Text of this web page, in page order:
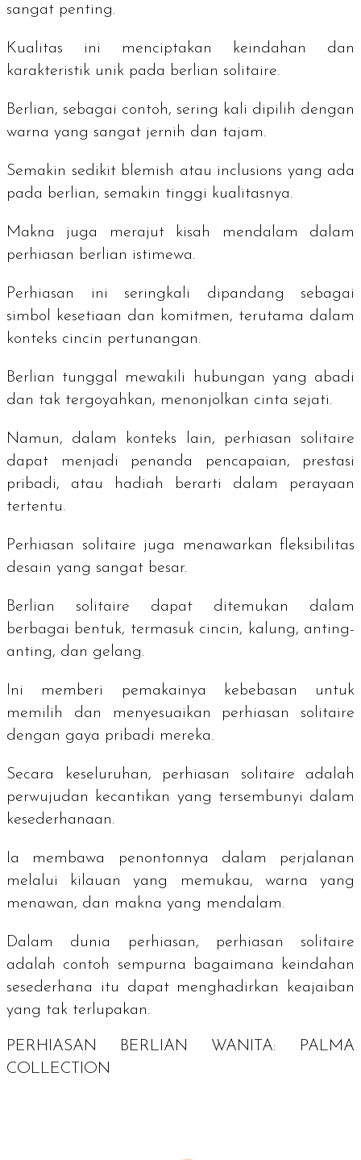
sangat penting.
Kualitas ini menciptakan keindahan dan
karakteristik unik pada berlian solitaire.
Berlian, sebagai contoh, sering kali dipilih dengan
warna yang sangat jernih dan tajam.
Semakin sedikit blemish atau inclusions yang ada
pada berlian, semakin tinggi kualitasnya.
Makna juga merajut kisah mendalam dalam
perhiasan berlian istimewa.
Perhiasan ini seringkali dipandang sebagai
simbol kesetiaan dan komitmen, terutama dalam
konteks cincin pertunangan.
Berlian tunggal mewakili hubungan yang abadi
dan tak tergoyahkan, menonjolkan cinta sejati.
Namun, dalam konteks lain, perhiasan solitaire
dapat menjadi penanda pencapaian, prestasi
pribadi, atau hadiah berarti dalam perayaan
tertentu.
Perhiasan solitaire juga menawarkan fleksibilitas
desain yang sangat besar.
Berlian solitaire dapat ditemukan dalam
berbagai bentuk, termasuk cincin, kalung, anting-
anting, dan gelang.
Ini memberi pemakainya kebebasan untuk
memilih dan menyesuaikan perhiasan solitaire
dengan gaya pribadi mereka.
Secara keseluruhan, perhiasan solitaire adalah
perwujudan kecantikan yang tersembunyi dalam
kesederhanaan.
Ia membawa penontonnya dalam perjalanan
melalui kilauan yang memukau, warna yang
menawan, dan makna yang mendalam.
Dalam dunia perhiasan, perhiasan solitaire
adalah contoh sempurna bagaimana keindahan
sesederhana itu dapat menghadirkan keajaiban
yang tak terlupakan.
PERHIASAN BERLIAN WANITA: PALMA
COLLECTION